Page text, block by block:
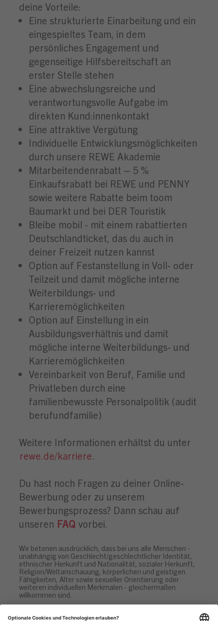
deine Vorteile:
Eine strukturierte Einarbeitung und ein
eingespieltes Team, in dem
persönliches Engagement und
gegenseitige Hilfsbereitschaft an
erster Stelle stehen
Eine abwechslungsreiche und
verantwortungsvolle Aufgabe im
direkten Kund:innenkontakt
Eine attraktive Vergütung
Individuelle Entwicklungsmöglichkeiten
durch unsere REWE Akademie
Mitarbeitendenrabatt – 5 %
Einkaufsrabatt bei REWE und PENNY
sowie weitere Rabatte beim toom
Baumarkt und bei DER Touristik
Bleibe mobil - mit einem rabattierten
Deutschlandticket, das du auch in
deiner Freizeit nutzen kannst
Option auf Festanstellung in Voll- oder
Teilzeit und damit mögliche interne
Weiterbildungs- und
Karrieremöglichkeiten
Option auf Einstellung in ein
Ausbildungsverhältnis und damit
mögliche interne Weiterbildungs- und
Karrieremöglichkeiten
Vereinbarkeit von Beruf, Familie und
Privatleben durch eine
familienbewusste Personalpolitik (audit
berufundfamilie)
Weitere Informationen erhältst du unter
rewe.de/karriere.
Du hast noch Fragen zu deiner Online-
Bewerbung oder zu unserem
Bewerbungsprozess? Dann schau auf
unseren FAQ vorbei.
Wir betonen ausdrücklich, dass bei uns alle Menschen -
unabhängig von Geschlecht/geschlechtlicher Identität,
ethnischer Herkunft und Nationalität, sozialer Herkunft,
Religion/Weltanschauung, körperlichen und geistigen
Fähigkeiten, Alter sowie sexueller Orientierung oder
weiteren individuellen Merkmalen - gleichermaßen
willkommen sind.